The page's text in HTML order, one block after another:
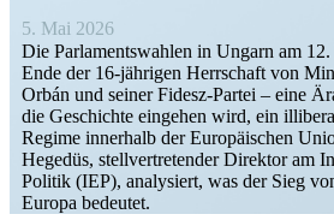
5. Mai 2026
Die Parla­ments­wahlen in Ungarn am
Ende der 16-jährigen Herrschaft von
Orbán und seiner Fidesz-Partei – eine
die Geschichte eingehen wird, ein
Regime innerhalb der Europäi­schen
Hegedüs, stell­ver­tre­tender Direktor am
Politik (IEP), analy­siert, was der Sieg
Europa bedeutet.